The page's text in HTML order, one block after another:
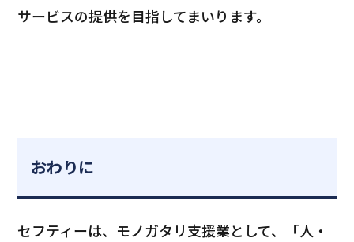
サービスの提供を目指してまいります。
おわりに
セフティーは、モノガタリ支援業として、「人・